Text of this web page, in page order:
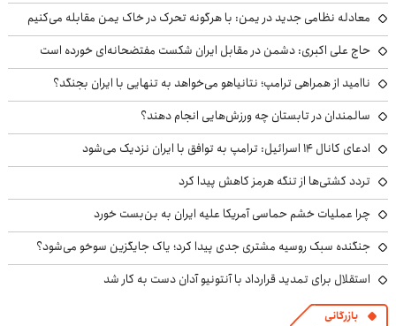
معادله نظامی جدید در یمن: با هرگونه تحرک در خاک یمن مقابله می‌کنیم
حاج علی اکبری: دشمن در مقابل ایران شکست مفتضحانه‌ای خورده است
ناامید از همراهی ترامپ؛ نتانیاهو می‌خواهد به تنهایی با ایران بجنگد؟
سالمندان در تابستان چه ورزش‌هایی انجام دهند؟
ادعای کانال ۱۴ اسرائیل: ترامپ به توافق با ایران نزدیک می‌شود
تردد کشتی‌ها از تنگه هرمز کاهش پیدا کرد
چرا عملیات خشم حماسی آمریکا علیه ایران به بن‌بست خورد
جنگنده سبک روسیه مشتری جدی پیدا کرد؛ یاک جایگزین سوخو می‌شود؟
استقلال برای تمدید قرارداد با آنتونیو آدان دست به کار شد
بازرگانی